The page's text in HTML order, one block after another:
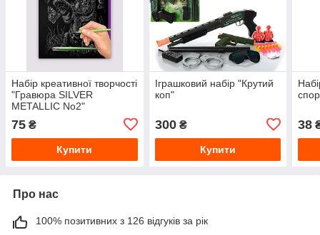
Набір креативної творчості
"Гравюра SILVER
METALLIC No2"
75 ₴
Купити
Іграшковий набір "Крутий
коп"
300₴
Купити
38
Про нас
100% позитивних з 126 відгуків за рік